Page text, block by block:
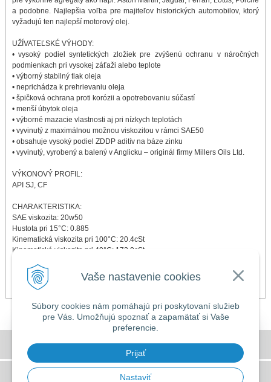
Vaše nastavenie cookies
Súbory cookies nám pomáhajú pri poskytovaní služieb
pre Vás. Umožňujú spoznať a zapamätať si Vaše
preferencie.
Prijať
Nastaviť
a podobne. Najlepšia voľba pre majiteľov historických automobilov, ktorý
vyžadujú ten najlepší motorový olej.
UŽÍVATEĽSKÉ VÝHODY:
• vysoký podiel syntetických zložiek pre zvýšenú ochranu v náročných
podmienkach pri vysokej záťaži alebo teplote
• výborný stabilný tlak oleja
• neprichádza k prehrievaniu oleja
• špičková ochrana proti korózii a opotrebovaniu súčastí
• menší úbytok oleja
• výborné mazacie vlastnosti aj pri nízkych teplotách
• vyvinutý z maximálnou možnou viskozitou v rámci SAE50
• obsahuje vysoký podiel ZDDP aditív na báze zinku
• vyvinutý, vyrobený a balený v Anglicku – originál firmy Millers Oils Ltd.
VÝKONOVÝ PROFIL:
API SJ, CF
CHARAKTERISTIKA:
SAE viskozita: 20w50
Hustota pri 15°C: 0.885
Kinematická viskozita pri 100°C: 20.4cSt
Kinematická viskozita pri 40°C: 173.0cSt
Bod skvapnutia: -15°C
Bod splanutia: >200°C
Všeobecné obchodné podmienky
GDPR a používanie cookies
DOVOLENKA 3. - 7. augusta 2026
Predajňa bude ZATVORENÁ a vytvorené
objednávky začneme vybavovať 10.8.2026.